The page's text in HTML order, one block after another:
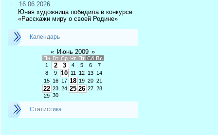
16.06.2026
Юная художница победила в конкурсе
«Расскажи миру о своей Родине»
Календарь
« Июнь 2009 »
Пн Вт Ср Чт Пт Сб Вс
1
2 3 4 5 6
7
8
9 10 11 12 13
14
15
16 17 18 19 20 21
22 23 24 25 26 27 28
29 30
Статистика